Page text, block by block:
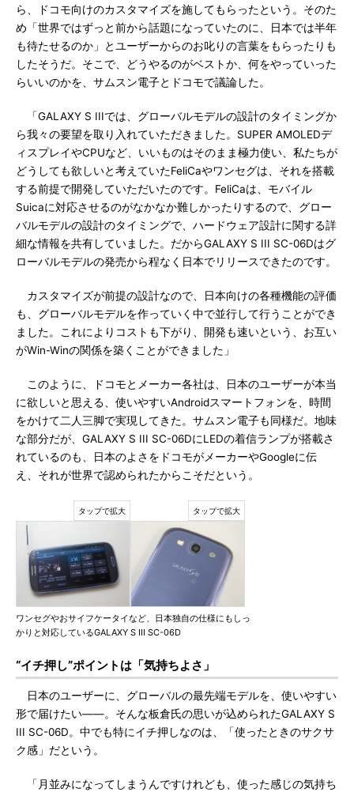
ら、ドコモ向けのカスタマイズを施してもらったという。そのた
め「世界ではずっと前から話題になっていたのに、日本では半年
も待たせるのか」とユーザーからのお叱りの言葉をもらったりも
したそうだ。そこで、どうやるのがベストか、何をやっていった
らいいのかを、サムスン電子とドコモで議論した。
「GALAXY S IIIでは、グローバルモデルの設計のタイミングか
ら我々の要望を取り入れていただきました。SUPER AMOLEDデ
ィスプレイやCPUなど、いいものはそのまま極力使い、私たちが
どうしても欲しいと考えていたFeliCaやワンセグは、それを搭載
する前提で開発していただいたのです。FeliCaは、モバイル
Suicaに対応させるのがなかなか難しかったりするので、グロー
バルモデルの設計のタイミングで、ハードウェア設計に関する詳
細な情報を共有していました。だからGALAXY S III SC-06Dはグ
ローバルモデルの発売から程なく日本でリリースできたのです。
カスタマイズが前提の設計なので、日本向けの各種機能の評価
も、グローバルモデルを作っていく中で並行して行うことができ
ました。これによりコストも下がり、開発も速いという、お互い
がWin-Winの関係を築くことができました」
このように、ドコモとメーカー各社は、日本のユーザーが本当
に欲しいと思える、使いやすいAndroidスマートフォンを、時間
をかけて二人三脚で実現してきた。サムスン電子も同様だ。地味
な部分だが、GALAXY S III SC-06DにLEDの着信ランプが搭載さ
れているのも、日本のよさをドコモがメーカーやGoogleに伝
え、それが世界で認められたからこそだという。
ワンセグやおサイフケータイなど、日本独自の仕様にもしっ
かりと対応しているGALAXY S III SC-06D
“イチ押し”ポイントは「気持ちよさ」
日本のユーザーに、グローバルの最先端モデルを、使いやすい
形で届けたい――。そんな板倉氏の思いが込められたGALAXY S
III SC-06D。中でも特にイチ押しなのは、「使ったときのサクサ
ク感」だという。
「月並みになってしまうんですけれども、使った感じの気持ち